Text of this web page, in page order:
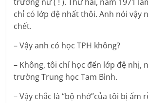
trường nữ ( ! ). Thứ hai, năm 1971
chỉ có lớp đệ nhất thôi. Anh nói vậy
chết.
– Vậy anh có học TPH không?
– Không, tôi chỉ học đến lớp đệ nhị,
trường Trung học Tam Bình.
– Vậy chắc là “bộ nhớ”của tôi bị ẩm